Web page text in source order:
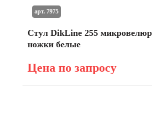
Стул DikLine 255
ножки белые
Цена по запросу
арт. 7975